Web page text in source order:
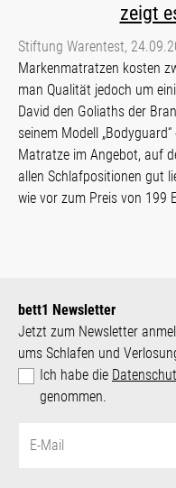
zeigt
Stiftung Warentest,
Markenmatratzen kosten
man Qualität jedoch um
David den Goliaths der
seinem Modell
Matratze im Angebot, auf
allen Schlafpositionen gut
wie vor zum Preis von 199
bett1 Newsletter
Jetzt zum Newsletter
ums Schlafen und
Ich habe die
genommen.